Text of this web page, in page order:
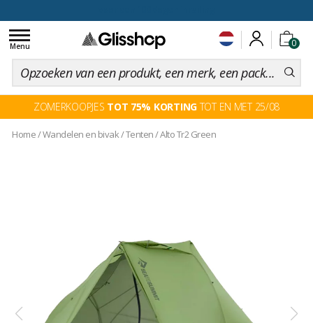
0
Toggle
navigation
Menu
ZOMERKOOPJES TOT 75% KORTINGTOT EN MET 25/08
Home/Wandelen en bivak/Tenten/Alto Tr2 Green